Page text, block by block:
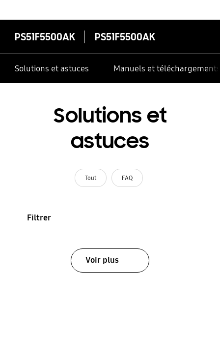
PS51F5500AK PS51F5500AK
Solutions et astuces Manuels et téléchargements
Solutions et
astuces
Tout FAQ
Filtrer
Voir plus